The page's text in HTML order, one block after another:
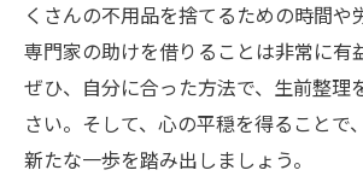
くさんの不用品を捨てるための時間や
専門家の助けを借りることは非常に有
ぜひ、自分に合った方法で、生前整理
さい。そして、心の平穏を得ることで
新たな一歩を踏み出しましょう。